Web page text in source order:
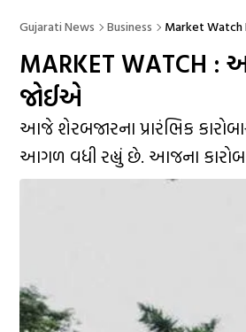
Gujarati News Business Market Watch
MARKET WATCH :
જોઈએ
આજે શેરબજારના પ્રારંભિક
આગળ વધી રહ્યું છે. આજના